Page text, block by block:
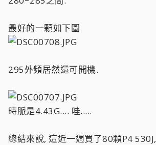
最好的一顆如下圖
295外頻居然還可開機.
時脈是4.43G.... 哇.....
總結來說, 這近一週買了80顆P4 530J,